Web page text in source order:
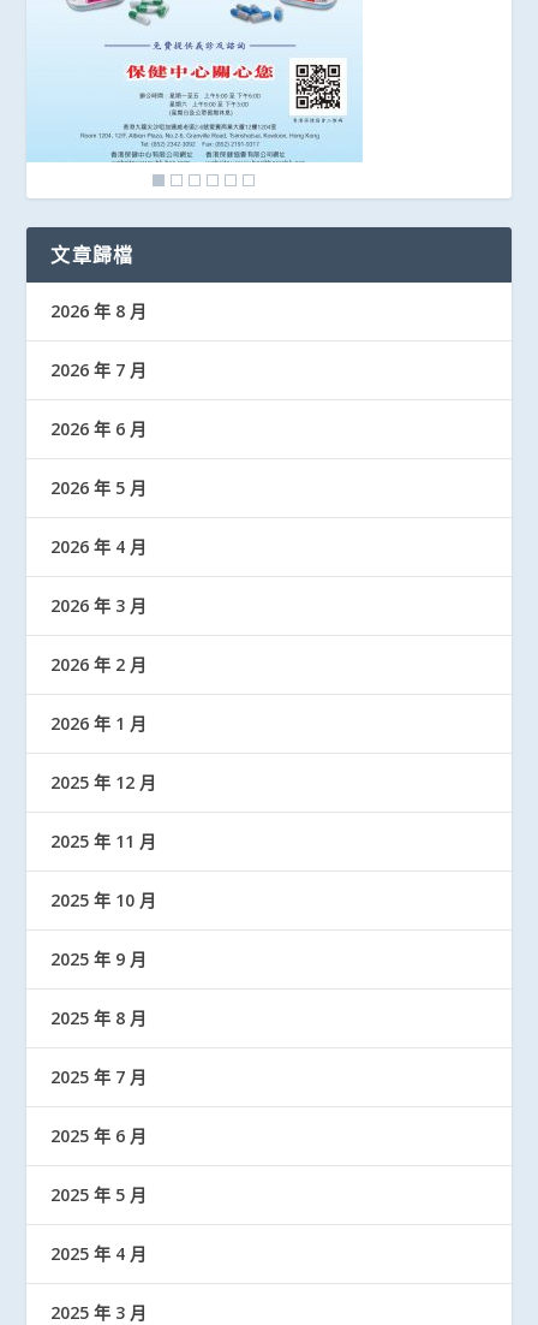
文章歸檔
2026 年 8 月
2026 年 7 月
2026 年 6 月
2026 年 5 月
2026 年 4 月
2026 年 3 月
2026 年 2 月
2026 年 1 月
2025 年 12 月
2025 年 11 月
2025 年 10 月
2025 年 9 月
2025 年 8 月
2025 年 7 月
2025 年 6 月
2025 年 5 月
2025 年 4 月
2025 年 3 月